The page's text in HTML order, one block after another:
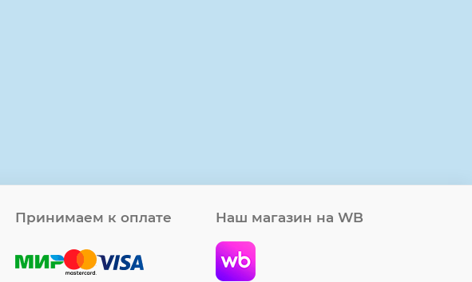
Принимаем к оплате Наш магазин на WB